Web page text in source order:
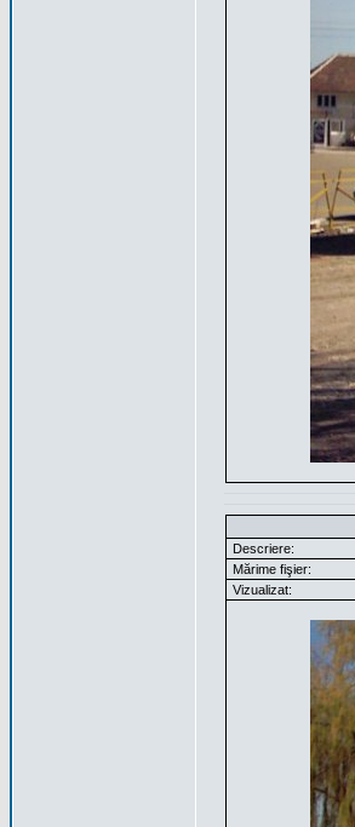
Descriere:
Mărime fişier:
Vizualizat: